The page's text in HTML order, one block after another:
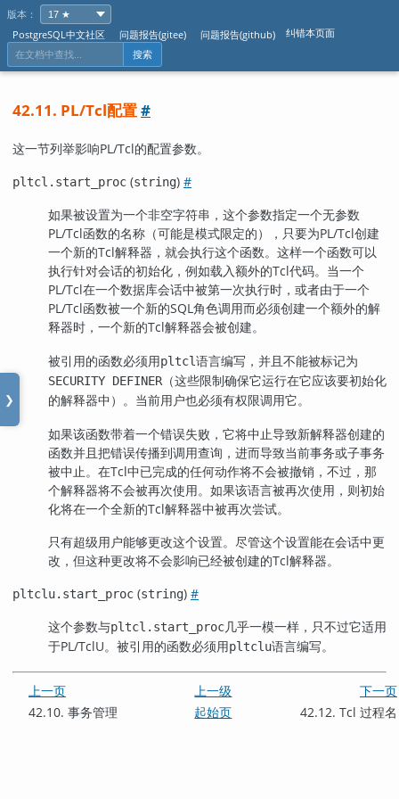
版本：
PostgreSQL中文社区
问题报告(gitee) 问题报告(github) 纠错本页面
搜索
❯
42.11. PL/Tcl配置#
这一节列举影响PL/Tcl的配置参数。
pltcl.start_proc (string) #
如果被设置为一个非空字符串，这个参数指定一个无参数
PL/Tcl函数的名称（可能是模式限定的），只要为PL/Tcl创建
一个新的Tcl解释器，就会执行这个函数。这样一个函数可以
执行针对会话的初始化，例如载入额外的Tcl代码。当一个
PL/Tcl在一个数据库会话中被第一次执行时，或者由于一个
PL/Tcl函数被一个新的SQL角色调用而必须创建一个额外的解
释器时，一个新的Tcl解释器会被创建。
被引用的函数必须用pltcl语言编写，并且不能被标记为
SECURITY DEFINER（这些限制确保它运行在它应该要初始化
的解释器中）。当前用户也必须有权限调用它。
如果该函数带着一个错误失败，它将中止导致新解释器创建的
函数并且把错误传播到调用查询，进而导致当前事务或子事务
被中止。在Tcl中已完成的任何动作将不会被撤销，不过，那
个解释器将不会被再次使用。如果该语言被再次使用，则初始
化将在一个全新的Tcl解释器中被再次尝试。
只有超级用户能够更改这个设置。尽管这个设置能在会话中更
改，但这种更改将不会影响已经被创建的Tcl解释器。
pltclu.start_proc (string) #
这个参数与pltcl.start_proc几乎一模一样，只不过它适用
于PL/TclU。被引用的函数必须用pltclu语言编写。
上一页 上一级
下一页
42.10. 事务管理
起始页 42.12. Tcl 过程名